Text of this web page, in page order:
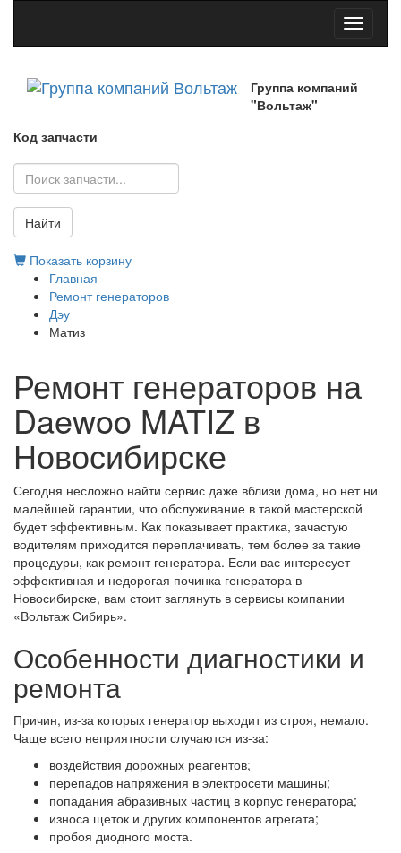
Toggle
Группа компаний
"Вольтаж"
Код запчасти
Найти
Показать корзину
Главная
Ремонт генераторов
Дэу
Матиз
Ремонт генераторов на
Daewoo MATIZ в
Новосибирске
Сегодня несложно найти сервис даже вблизи дома, но нет ни
малейшей гарантии, что обслуживание в такой мастерской
будет эффективным. Как показывает практика, зачастую
водителям приходится переплачивать, тем более за такие
процедуры, как ремонт генератора. Если вас интересует
эффективная и недорогая починка генератора в
Новосибирске, вам стоит заглянуть в сервисы компании
«Вольтаж Сибирь».
Особенности диагностики и
ремонта
Причин, из-за которых генератор выходит из строя, немало.
Чаще всего неприятности случаются из-за:
воздействия дорожных реагентов;
перепадов напряжения в электросети машины;
попадания абразивных частиц в корпус генератора;
износа щеток и других компонентов агрегата;
пробоя диодного моста.